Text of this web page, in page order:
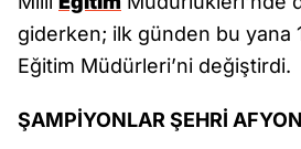
giderken; ilk günden bu yana
Eğitim Müdürleri’ni değiştirdi.
ŞAMPİYONLAR ŞEHRİ AFYON